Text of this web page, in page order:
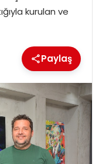
kurulan ve
Paylaş